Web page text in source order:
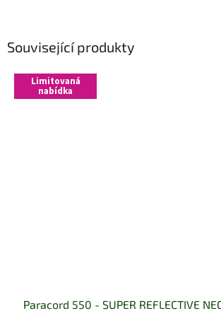
Související produkty
Limitovaná
nabídka
Paracord 550 - SUPER REFLECTIVE